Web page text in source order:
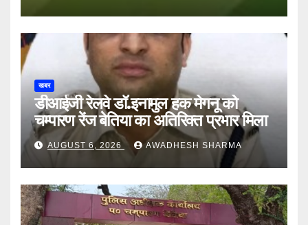
खबर
डीआईजी रेलवे डॉ.इनामुल हक मेगनू को
चम्पारण रेंज बेतिया का अतिरिक्त प्रभार मिला
AUGUST 6, 2026 AWADHESH SHARMA